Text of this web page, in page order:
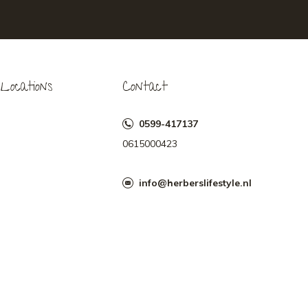
Locations Contact
0599-417137
0615000423
info@herberslifestyle.nl